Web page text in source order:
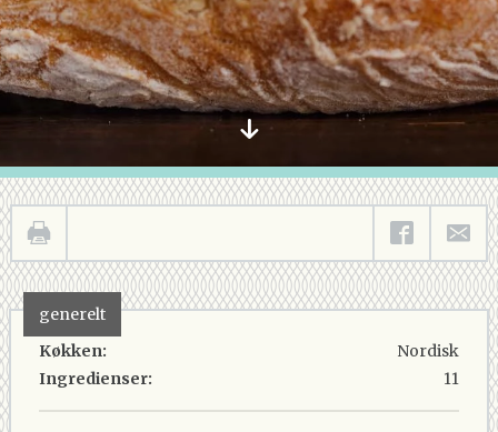
generelt
Køkken:
Ingredienser:
Nordisk
11